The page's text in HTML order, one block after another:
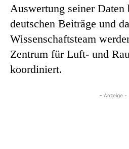
Auswertung seiner
deutschen Beiträge und
Wissenschaftsteam
Zentrum für Luft- und
koordiniert.
- Anzeige -